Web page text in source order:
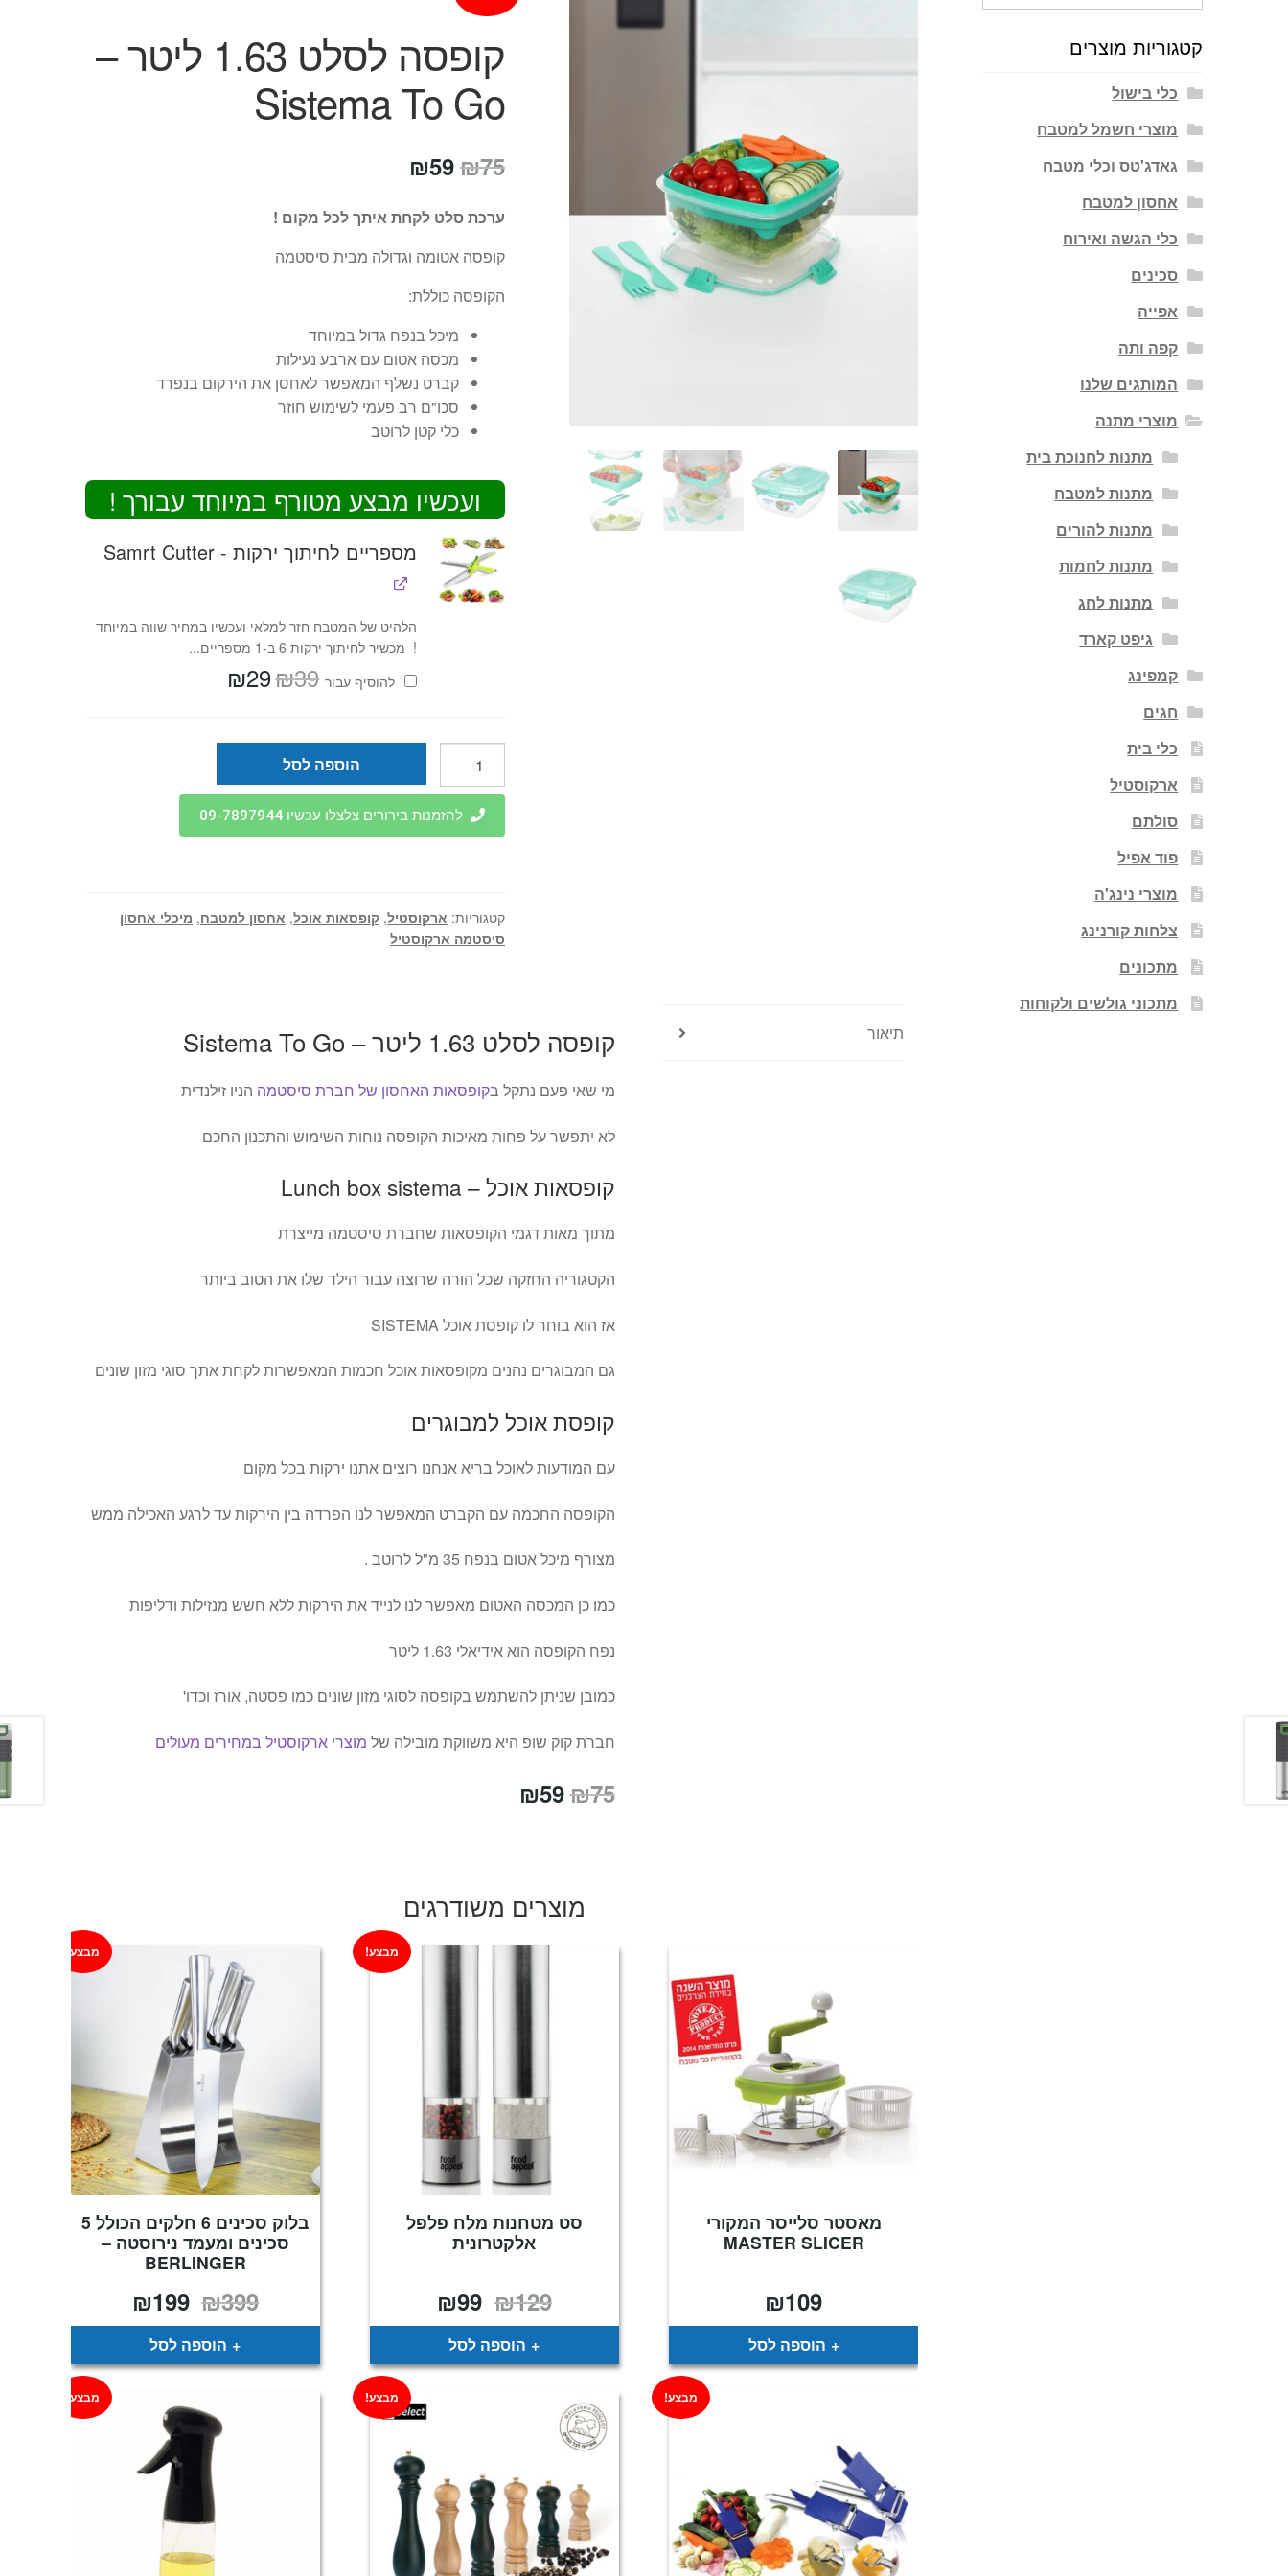
קופסה לסלט 1.63 ליטר –
Sistema To Go
₪75
המחיר
היה:
₪75.
₪59
הוא:
₪59.
ערכת סלט לקחת איתך לכל מקום !
קופסה אטומה וגדולה מבית סיסטמה
הקופסה כוללת:
מיכל בנפח גדול במיוחד
מכסה אטום עם ארבע נעילות
קברט נשלף המאפשר לאחסן את הירקום בנפרד
סכו"ם רב פעמי לשימוש חוזר
כלי קטן לרוטב
ועכשיו מבצע מטורף במיוחד עבורך !
מספריים לחיתוך ירקות - Samrt Cutter
הלהיט של המטבח חזר למלאי ועכשיו במחיר שווה במיוחד
! מכשיר לחיתוך ירקות 6 ב-1 מספריים...
להוסיף⁦⁩ עבור
₪39 המחיר
המקורי
₪29
קופסה
לסלט
Sistema
To
הוספה לסל
להזמנות בירורים צלצלו עכשיו 09-7897944
קטגוריות: ארקוסטיל,קופסאות אוכל, אחסון למטבח, מיכלי אחסון
סיסטמה ארקוסטיל
תיאור קופסה לסלט 1.63 ליטר – Sistema To Go
מי שאי פעם נתקל בקופסאות האחסון של חברת סיסטמה הניו זילנדית
לא יתפשר על פחות מאיכות הקופסה נוחות השימוש והתכנון החכם
קופסאות אוכל – Lunch box sistema
מתוך מאות דגמי הקופסאות שחברת סיסטמה מייצרת
הקטגוריה החזקה שכל הורה שרוצה עבור הילד שלו את הטוב ביותר
אז הוא בוחר לו קופסת אוכל SISTEMA
גם המבוגרים נהנים מקופסאות אוכל חכמות המאפשרות לקחת אתך סוגי מזון שונים
קופסת אוכל למבוגרים
עם המודעות לאוכל בריא אנחנו רוצים אתנו ירקות בכל מקום
הקופסה החכמה עם הקברט המאפשר לנו הפרדה בין הירקות עד לרגע האכילה ממש
מצורף מיכל אטום בנפח 35 מ"ל לרוטב .
כמו כן המכסה האטום מאפשר לנו לנייד את הירקות ללא חשש מנזילות ודליפות
נפח הקופסה הוא אידיאלי 1.63 ליטר
כמובן שניתן להשתמש בקופסה לסוגי מזון שונים כמו פסטה, אורז וכדו'
חברת קוק שופ היא משווקת מובילה של מוצרי ארקוסטיל במחירים מעולים
₪75
המחיר
₪75.
₪59
₪59.
מוצרים משודרגים
מאסטר סלייסר המקורי
MASTER SLICER
₪109
הוספה לסל
סט מטחנות מלח פלפל
אלקטרונית
מבצע!
₪129 המחיר
המקורי
היה:
₪129.
₪99
הוא:
הוספה לסל
בלוק סכינים 6 חלקים הכולל 5
סכינים ומעמד נירוסטה –
BERLINGER
מבצע!
₪399 המחיר
המקורי
היה:
₪399.
₪199
הוא:
הוספה לסל
מבצע! מבצע! מבצע!
קטגוריות מוצרים
כלי בישול
מוצרי חשמל למטבח
גאדג'טס וכלי מטבח
אחסון למטבח
כלי הגשה ואירוח
סכינים
אפייה
קפה ותה
המותגים שלנו
מוצרי מתנה
מתנות לחנוכת בית
מתנות למטבח
מתנות להורים
מתנות לחמות
מתנות לחג
גיפט קארד
קמפינג
חגים
כלי בית
ארקוסטיל
סולתם
פוד אפיל
מוצרי נינג'ה
צלחות קורנינג
מתכונים
מתכוני גולשים ולקוחות